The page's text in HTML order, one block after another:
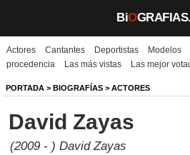
BiO
Biografías
Películas
TV
Música
Actores Cantantes Deportistas Modelos
procedencia
Las más vistas Las mejor
PORTADA > BIOGRAFÍAS > ACTORES
David Zayas
(2009 - ) David Zayas